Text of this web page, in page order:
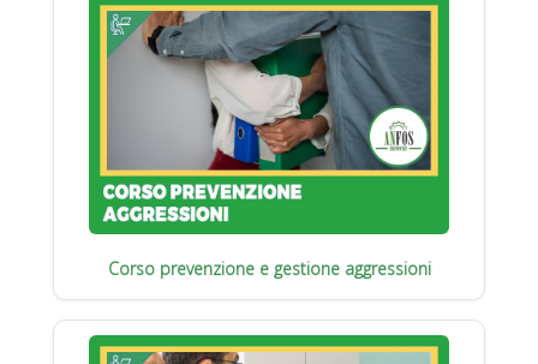
Corso prevenzione e gestione aggressioni